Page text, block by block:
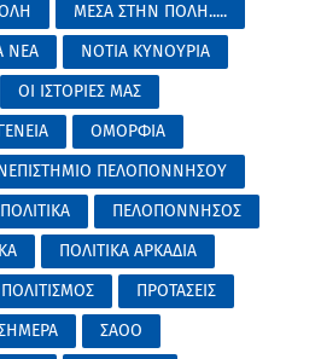
ΜΕΣΑ ΣΤΗΝ ΠΟΛΗ.....
ΝΕΑ
ΝΟΤΙΑ ΚΥΝΟΥΡΙΑ
ΟΙ ΙΣΤΟΡΙΕΣ ΜΑΣ
ΟΜΟΡΦΙΑ
ΠΕΛΟΠΟΝΝΗΣΟΥ
ΠΕΛΟΠΟΝΝΗΣΟΣ
ΠΟΛΙΤΙΚΑ ΑΡΚΑΔΙΑ
ΠΟΛΙΤΙΣΜΟΣ
ΠΡΟΤΑΣΕΙΣ
ΣΑΟΟ